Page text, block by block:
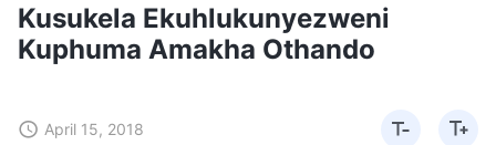
Kusukela Ekuhlukunyezweni
Kuphuma Amakha Othando
April 15, 2018